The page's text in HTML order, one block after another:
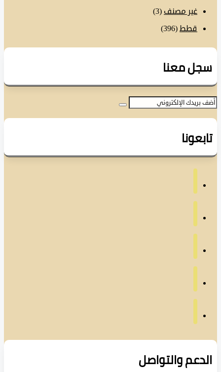
غير مصنف(3)
قطط
(396)
معنا
والتواصل